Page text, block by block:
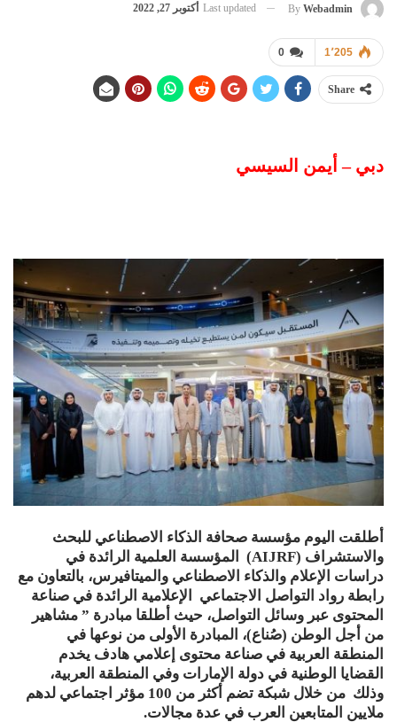
By Webadmin
Last updated أكتوبر 27, 2022
0 1٬205
Share
دبي – أيمن السيسي
أطلقت اليوم مؤسسة صحافة الذكاء الاصطناعي للبحث
والاستشراف (AIJRF) المؤسسة العلمية الرائدة في
دراسات الإعلام والذكاء الاصطناعي والميتافيرس، بالتعاون مع
رابطة رواد التواصل الاجتماعي الإعلامية الرائدة في صناعة
المحتوى عبر وسائل التواصل، حيث أطلقا مبادرة ” مشاهير
من أجل الوطن (صُناع)، المبادرة الأولى من نوعها في
المنطقة العربية في صناعة محتوى إعلامي هادف يخدم
القضايا الوطنية في دولة الإمارات وفي المنطقة العربية،
وذلك من خلال شبكة تضم أكثر من 100 مؤثر اجتماعي لدهم
ملايين المتابعين العرب في عدة مجالات.